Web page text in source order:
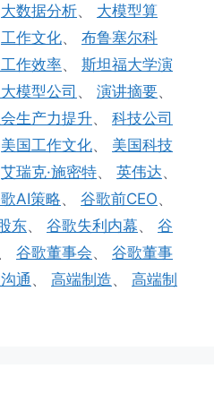
大数据分析、 大模型算
工作文化、 布鲁塞尔科
作效率、 斯坦福大学演
模型公司 、 演讲摘要、
生产力提升、 科技公司
美国工作文化、 美国科技
艾瑞克·施密特、 英伟达、
AI策略、 谷歌前CEO、
东、 谷歌失利内幕、 谷
谷歌董事会、 谷歌董事
通 、 高端制造、 高端制